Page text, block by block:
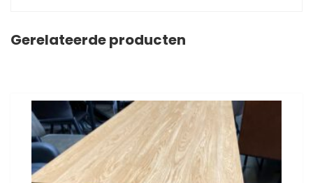
Gerelateerde producten